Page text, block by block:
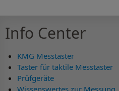
Info Center
KMG Messtaster
Taster für taktile Messtaster
Prüfgeräte
Wissenswertes zur Messung